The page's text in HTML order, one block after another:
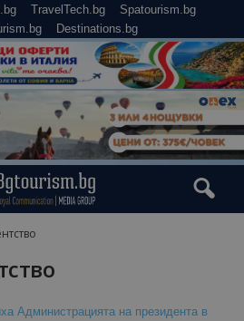
TravelTech.bg
Spatourism.bg
Destinations.bg